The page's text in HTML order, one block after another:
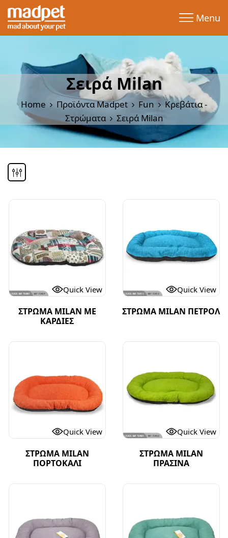
Menu
Σειρά Milan
Home Προϊόντα Madpet Fun
Κρεβάτια -
Στρώματα
Σειρά Milan
Quick View
ΣΤΡΩΜΑ MILAN ΜΕ
ΚΑΡΔΙΕΣ
Quick View
ΣΤΡΩΜΑ MILAN ΠΕΤΡΟΛ
Quick View
ΣΤΡΩΜΑ MILAN
ΠΟΡΤΟΚΑΛΙ
Quick View
ΣΤΡΩΜΑ MILAN
ΠΡΑΣΙΝΑ